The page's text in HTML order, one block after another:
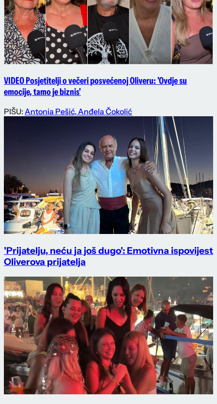
VIDEO Posjetitelji o večeri posvećenoj Oliveru: 'Ovdje su
emocije, tamo je biznis'
PIŠU: Antonia Pešić,Anđela Čokolić
'Prijatelju, neću ja još dugo': Emotivna ispovijest
Oliverova prijatelja